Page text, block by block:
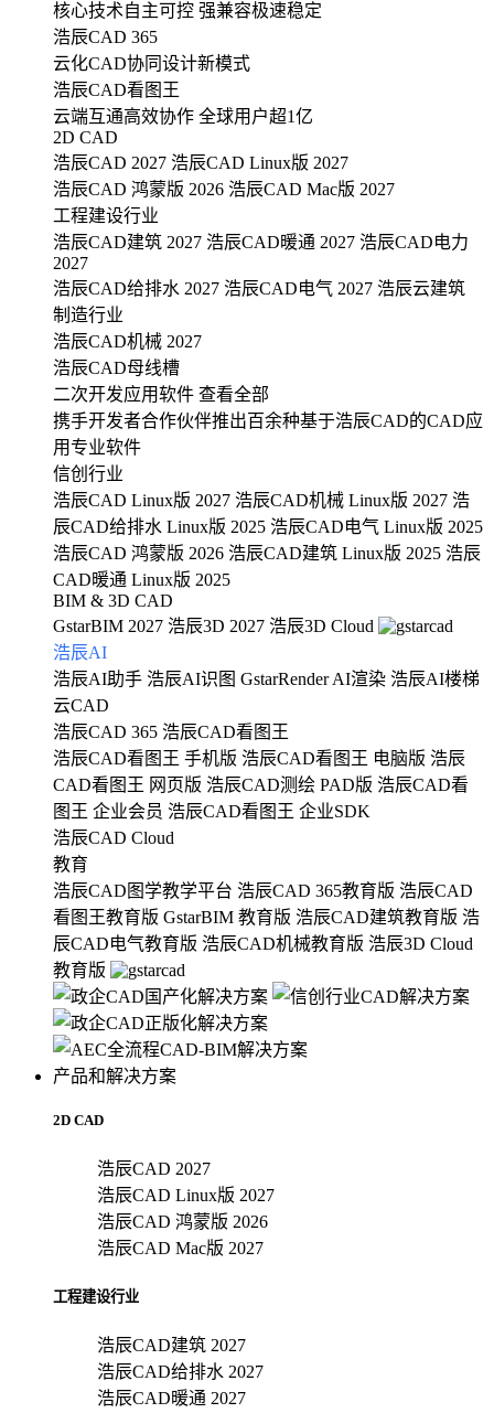
核心技术自主可控 强兼容极速稳定
浩辰CAD 365
云化CAD协同设计新模式
浩辰CAD看图王
云端互通高效协作 全球用户超1亿
2D CAD
浩辰CAD 2027 浩辰CAD Linux版 2027
浩辰CAD 鸿蒙版 2026 浩辰CAD Mac版 2027
工程建设行业
浩辰CAD建筑 2027 浩辰CAD暖通 2027 浩辰CAD电力
2027
浩辰CAD给排水 2027 浩辰CAD电气 2027 浩辰云建筑
制造行业
浩辰CAD机械 2027
浩辰CAD母线槽
二次开发应用软件 查看全部
携手开发者合作伙伴推出百余种基于浩辰CAD的CAD应
用专业软件
信创行业
浩辰CAD Linux版 2027 浩辰CAD机械 Linux版 2027 浩
辰CAD给排水 Linux版 2025 浩辰CAD电气 Linux版 2025
浩辰CAD 鸿蒙版 2026 浩辰CAD建筑 Linux版 2025 浩辰
CAD暖通 Linux版 2025
BIM & 3D CAD
GstarBIM 2027 浩辰3D 2027 浩辰3D Cloud
浩辰AI
浩辰AI助手 浩辰AI识图 GstarRender AI渲染 浩辰AI楼梯
云CAD
浩辰CAD 365 浩辰CAD看图王
浩辰CAD看图王 手机版 浩辰CAD看图王 电脑版 浩辰
CAD看图王 网页版 浩辰CAD测绘 PAD版 浩辰CAD看
图王 企业会员 浩辰CAD看图王 企业SDK
浩辰CAD Cloud
教育
浩辰CAD图学教学平台 浩辰CAD 365教育版 浩辰CAD
看图王教育版 GstarBIM 教育版 浩辰CAD建筑教育版 浩
辰CAD电气教育版 浩辰CAD机械教育版 浩辰3D Cloud
教育版
产品和解决方案
2D CAD
浩辰CAD 2027
浩辰CAD Linux版 2027
浩辰CAD 鸿蒙版 2026
浩辰CAD Mac版 2027
工程建设行业
浩辰CAD建筑 2027
浩辰CAD给排水 2027
浩辰CAD暖通 2027